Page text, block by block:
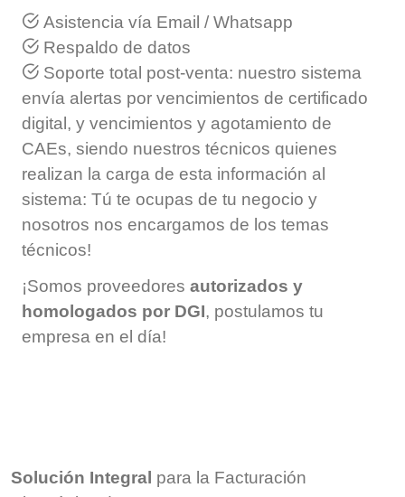
Asistencia vía Email / Whatsapp
Respaldo de datos
Soporte total post-venta: nuestro sistema
envía alertas por vencimientos de certificado
digital, y vencimientos y agotamiento de
CAEs, siendo nuestros técnicos quienes
realizan la carga de esta información al
sistema: Tú te ocupas de tu negocio y
nosotros nos encargamos de los temas
técnicos!
¡Somos proveedores autorizados y
homologados por DGI, postulamos tu
empresa en el día!
Solución Integral para la Facturación